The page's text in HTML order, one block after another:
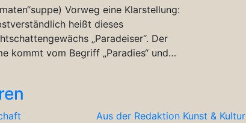
Vorweg eine Klarstellung:
heißt dieses
„Paradeiser“. Der
kommt vom Begriff „Paradies“ und…
Aus der Redaktion Kunst & Kultur